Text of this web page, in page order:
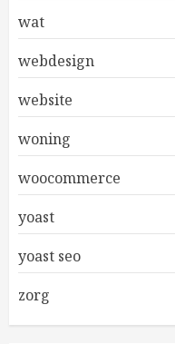
wat
webdesign
website
woning
woocommerce
yoast
yoast seo
zorg